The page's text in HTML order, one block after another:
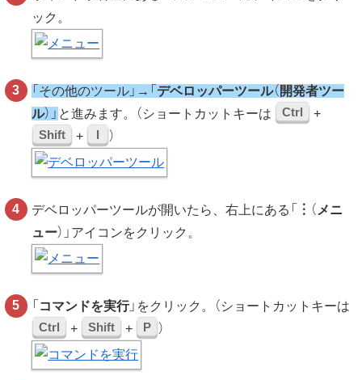
ック。
「その他のツール」→「 デベロッパーツール（ 開発者ツー
ル）」 と進みます。（ショートカットキーは Ctrl
+
Shift
+ I ）
デベロッパーツールが開いたら、右上にある「 ︙ （ メニ
ュー）」アイコンをクリック。
「 コマンドを実行」をクリック。（ショートカットキーは
Ctrl
+ Shift + P ）